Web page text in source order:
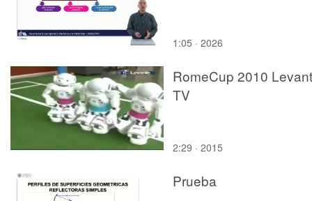
1:05 · 2026
RomeCup 2010
TV
2:29 · 2015
Prueba